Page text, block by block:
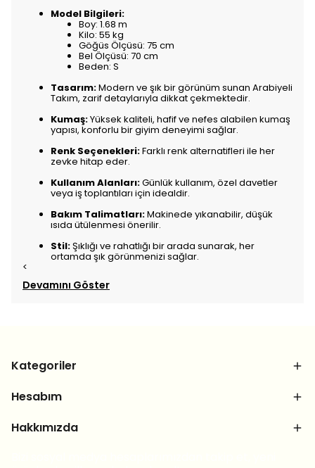
Model Bilgileri:
Boy: 1.68 m
Kilo: 55 kg
Göğüs Ölçüsü: 75 cm
Bel Ölçüsü: 70 cm
Beden: S
Tasarım:Modern ve şık bir görünüm sunan Arabiyeli
Takım, zarif detaylarıyla dikkat çekmektedir.
Kumaş:Yüksek kaliteli, hafif ve nefes alabilen kumaş
yapısı, konforlu bir giyim deneyimi sağlar.
Renk Seçenekleri:Farklı renk alternatifleri ile her
zevke hitap eder.
Kullanım Alanları:Günlük kullanım, özel davetler
veya iş toplantıları için idealdir.
Bakım Talimatları:Makinede yıkanabilir, düşük
ısıda ütülenmesi önerilir.
Stil:Şıklığı ve rahatlığı bir arada sunarak, her
ortamda şık görünmenizi sağlar.
<
Devamını Göster
Kategoriler
Hesabım
Hakkımızda